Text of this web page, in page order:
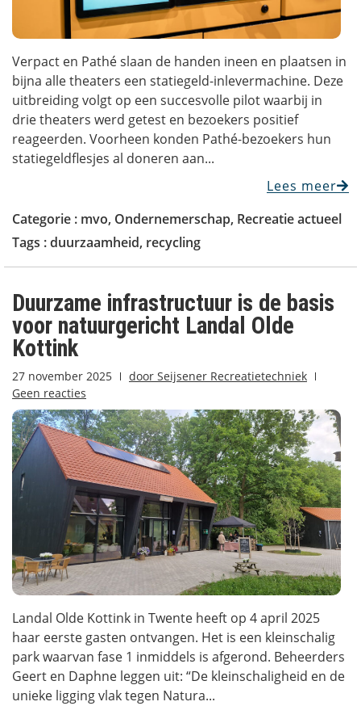
Verpact en Pathé slaan de handen ineen en plaatsen in
bijna alle theaters een statiegeld-inlevermachine. Deze
uitbreiding volgt op een succesvolle pilot waarbij in
drie theaters werd getest en bezoekers positief
reageerden. Voorheen konden Pathé-bezoekers hun
statiegeldflesjes al doneren aan...
Lees meer
Categorie : mvo, Ondernemerschap, Recreatie actueel
Tags :duurzaamheid, recycling
Duurzame infrastructuur is de basis
voor natuurgericht Landal Olde
Kottink
27 november 2025 door Seijsener Recreatietechniek
Geen reacties
Landal Olde Kottink in Twente heeft op 4 april 2025
haar eerste gasten ontvangen. Het is een kleinschalig
park waarvan fase 1 inmiddels is afgerond. Beheerders
Geert en Daphne leggen uit: “De kleinschaligheid en de
unieke ligging vlak tegen Natura...